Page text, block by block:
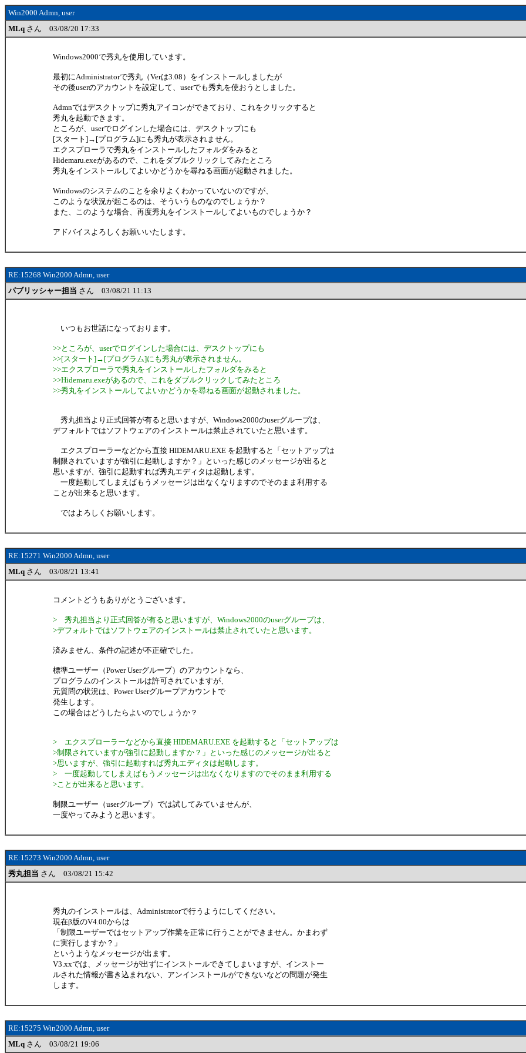
Win2000 Admn, user
MLq さん 03/08/20 17:33
Windows2000で秀丸を使用しています。
最初にAdministratorで秀丸（Verは3.08）をインストールしましたが
その後userのアカウントを設定して、userでも秀丸を使おうとしました。
Admnではデスクトップに秀丸アイコンができており、これをクリックすると
秀丸を起動できます。
ところが、userでログインした場合には、デスクトップにも
[スタート]→[プログラム]にも秀丸が表示されません。
エクスプローラで秀丸をインストールしたフォルダをみると
Hidemaru.exeがあるので、これをダブルクリックしてみたところ
秀丸をインストールしてよいかどうかを尋ねる画面が起動されました。
Windowsのシステムのことを余りよくわかっていないのですが、
このような状況が起こるのは、そういうものなのでしょうか？
また、このような場合、再度秀丸をインストールしてよいものでしょうか？
アドバイスよろしくお願いいたします。
RE:15268 Win2000 Admn, user
パブリッシャー担当 さん 03/08/21 11:13
いつもお世話になっております。
>>ところが、userでログインした場合には、デスクトップにも
>>[スタート]→[プログラム]にも秀丸が表示されません。
>>エクスプローラで秀丸をインストールしたフォルダをみると
>>Hidemaru.exeがあるので、これをダブルクリックしてみたところ
>>秀丸をインストールしてよいかどうかを尋ねる画面が起動されました。
秀丸担当より正式回答が有ると思いますが、Windows2000のuserグループは、
デフォルトではソフトウェアのインストールは禁止されていたと思います。
エクスプローラーなどから直接 HIDEMARU.EXE を起動すると「セットアップは
制限されていますが強引に起動しますか？」といった感じのメッセージが出ると
思いますが、強引に起動すれば秀丸エディタは起動します。
一度起動してしまえばもうメッセージは出なくなりますのでそのまま利用する
ことが出来ると思います。
ではよろしくお願いします。
RE:15271 Win2000 Admn, user
MLq さん 03/08/21 13:41
コメントどうもありがとうございます。
> 秀丸担当より正式回答が有ると思いますが、Windows2000のuserグループは、
>デフォルトではソフトウェアのインストールは禁止されていたと思います。
済みません、条件の記述が不正確でした。
標準ユーザー（Power Userグループ）のアカウントなら、
プログラムのインストールは許可されていますが、
元質問の状況は、Power Userグループアカウントで
発生します。
この場合はどうしたらよいのでしょうか？
> エクスプローラーなどから直接 HIDEMARU.EXE を起動すると「セットアップは
>制限されていますが強引に起動しますか？」といった感じのメッセージが出ると
>思いますが、強引に起動すれば秀丸エディタは起動します。
> 一度起動してしまえばもうメッセージは出なくなりますのでそのまま利用する
>ことが出来ると思います。
制限ユーザー（userグループ）では試してみていませんが、
一度やってみようと思います。
RE:15273 Win2000 Admn, user
秀丸担当 さん 03/08/21 15:42
秀丸のインストールは、Administratorで行うようにしてください。
現在β版のV4.00からは
「制限ユーザーではセットアップ作業を正常に行うことができません。かまわず
に実行しますか？」
というようなメッセージが出ます。
V3.xxでは、メッセージが出ずにインストールできてしまいますが、インストー
ルされた情報が書き込まれない、アンインストールができないなどの問題が発生
します。
RE:15275 Win2000 Admn, user
MLq さん 03/08/21 19:06